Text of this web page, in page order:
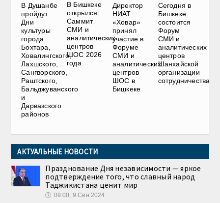
В Душанбе
пройдут
Дни
культуры
города
Бохтара,
Ховалингского,
Лахшского,
Сангворского,
Раштского,
Бальджуванского
и
Дарвазского
районов
В Бишкеке
открылся
Саммит
СМИ и
аналитических
центров
ШОС 2026
года
Директор
НИАТ
«Ховар»
принял
участие в
Форуме
СМИ и
аналитических
центров
ШОС в
Бишкеке
Сегодня в
Бишкеке
состоится
Форум
СМИ и
аналитических
центров
Шанхайской
организации
сотрудничества
АКТУАЛЬНЫЕ НОВОСТИ
Празднование Дня независимости — яркое
подтверждение того, что славный народ
Таджикистана ценит мир
🕔 09:00, 9.Сен 2024